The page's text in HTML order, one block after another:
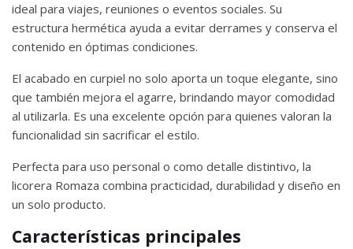
ideal para viajes, reuniones o eventos sociales. Su
estructura hermética ayuda a evitar derrames y conserva el
contenido en óptimas condiciones.
El acabado en curpiel no solo aporta un toque elegante, sino
que también mejora el agarre, brindando mayor comodidad
al utilizarla. Es una excelente opción para quienes valoran la
funcionalidad sin sacrificar el estilo.
Perfecta para uso personal o como detalle distintivo, la
licorera Romaza combina practicidad, durabilidad y diseño en
un solo producto.
Características principales